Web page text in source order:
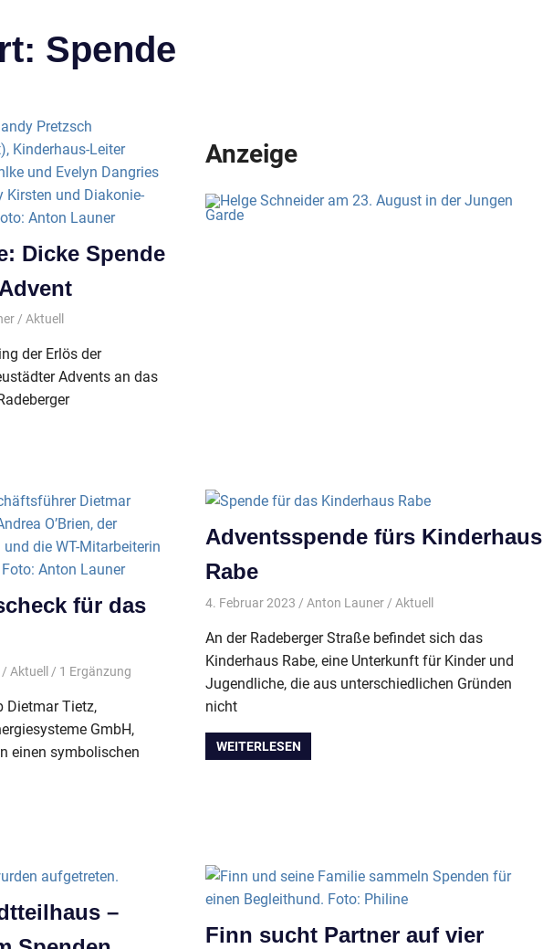
Spende
Dicke Spende
Aktuell
der Erlös der
Advents an das
Anzeige
für das
Aktuell / 1 Ergänzung
Dietmar Tietz,
GmbH,
einen symbolischen
Adventsspende fürs Kinderhaus
Rabe
4. Februar 2023 Anton Launer Aktuell
An der Radeberger Straße befindet sich das
Kinderhaus Rabe, eine Unterkunft für Kinder und
Jugendliche, die aus unterschiedlichen Gründen
nicht
WEITERLESEN
–
Finn sucht Partner auf vier